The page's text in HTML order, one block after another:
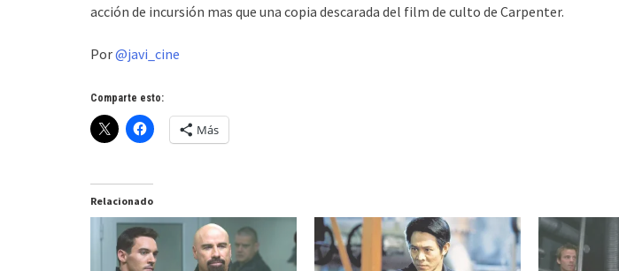
acción de incursión mas que una copia descarada del film de culto de Carpenter.
Por@javi_cine
Comparte esto:
Más
Relacionado